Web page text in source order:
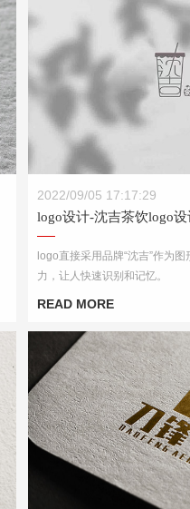
logo设计-沈吉茶饮logo设
2022/09/05 17:17:29
logo设计-沈吉茶饮logo设
logo直接采用品牌“沈吉”作为
力，让人快速识别和记忆。
READ MORE